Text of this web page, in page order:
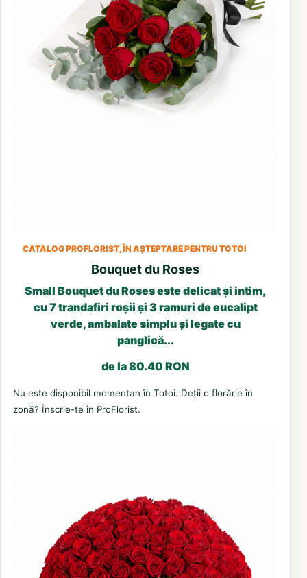
CATALOG PROFLORIST, ÎN AȘTEPTARE PENTRU TOTOI
Bouquet du Roses
Small Bouquet du Roses este delicat și intim,
cu 7 trandafiri roșii și 3 ramuri de eucalipt
verde, ambalate simplu și legate cu
panglică...
de la 80.40 RON
Nu este disponibil momentan în Totoi. Deții o florărie în
zonă? Înscrie-te în ProFlorist.